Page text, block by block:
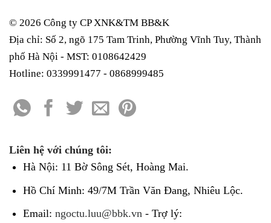
© 2026 Công ty CP XNK&TM BB&K
Địa chỉ: Số 2, ngõ 175 Tam Trinh, Phường Vĩnh Tuy, Thành
phố Hà Nội - MST: 0108642429
Hotline: 0339991477 - 0868999485
Liên hệ với chúng tôi:
Hà Nội: 11 Bờ Sông Sét, Hoàng Mai.
Hồ Chí Minh: 49/7M Trần Văn Đang, Nhiêu Lộc.
Email: ngoctu.luu@bbk.vn- Trợ lý: